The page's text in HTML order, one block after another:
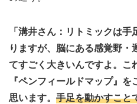
「溝井さん：リトミックは
りますが、脳にある感覚野・
てすごく大きいんですよ。こ
『ペンフィールドマップ』
思います。 手足を動かすこと